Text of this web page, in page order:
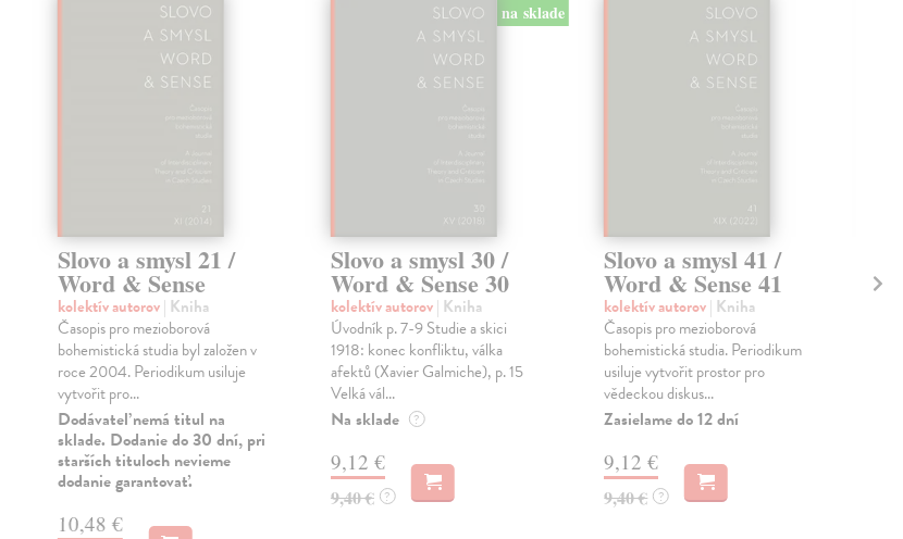
Slovo a smysl 21 /
Word & Sense
kolektív autorov| Kniha
Časopis pro mezioborová
bohemistická studia byl založen v
roce 2004. Periodikum usiluje
vytvořit pro...
Dodávateľ nemá titul na
sklade. Dodanie do 30 dní, pri
starších tituloch nevieme
dodanie garantovať.
10,48 €
na sklade
Slovo a smysl 30 /
Word & Sense 30
kolektív autorov| Kniha
Úvodník p. 7-9 Studie a skici
1918: konec konfliktu, válka
afektů (Xavier Galmiche), p. 15
Velká vál...
Na sklade ?
9,12 €
9,40 € ?
Slovo a smysl 41 /
Word & Sense 41
kolektív autorov| Kniha
Časopis pro mezioborová
bohemistická studia. Periodikum
usiluje vytvořit prostor pro
vědeckou diskus...
Zasielame do 12 dní
9,12 €
9,40 € ?